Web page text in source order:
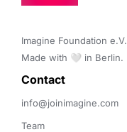
Imagine Foundation e.V.
Made with 🤍 in Berlin.
Contact
info@joinimagine.com
Team